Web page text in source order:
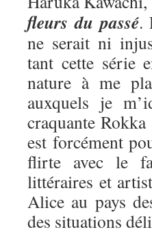
fleurs du passé.
ne serait ni
tant cette série
nature à me
auxquels je
craquante
est forcément
flirte avec le
littéraires et
Alice au pays
des situations